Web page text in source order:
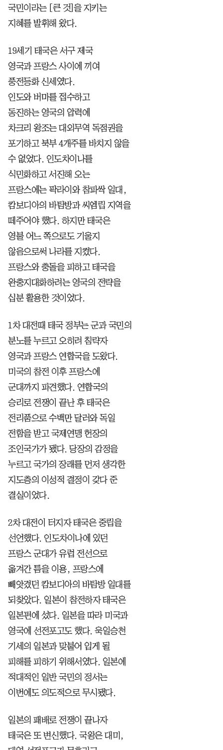
국민이라는 [큰 것]을 지키는
지혜를 발휘해 왔다.
19세기 태국은 서구 제국
영국과 프랑스 사이에 끼여
풍전등화 신세였다.
인도와 버마를 접수하고
동진하는 영국의 압력에
차크리 왕조는 대외무역 독점권을
포기하고 북부 4개주를 바치지 않을
수 없었다. 인도차이나를
식민화하고 서진해 오는
프랑스에는 팍라이와 참파싹 일대,
캄보디아의 바탐방과 씨엠립 지역을
떼주어야 했다. 하지만 태국은
영불 어느 쪽으로도 기울지
않음으로써 나라를 지켰다.
프랑스와 충돌을 피하고 태국을
완충지대화하려는 영국의 전략을
십분 활용한 것이었다.
1차 대전때 태국 정부는 군과 국민의
분노를 누르고 오히려 침략자
영국과 프랑스 연합국을 도왔다.
미국의 참전 이후 프랑스에
군대까지 파견했다. 연합국의
승리로 전쟁이 끝난 후 태국은
전리품으로 수백만 달러와 독일
전함을 받고 국제연맹 헌장의
조인국가가 됐다. 당장의 감정을
누르고 국가의 장래를 먼저 생각한
지도층의 이성적 결정이 갖다 준
결실이었다.
2차 대전이 터지자 태국은 중립을
선언했다. 인도차이나에 있던
프랑스 군대가 유럽 전선으로
옮겨간 틈을 이용, 프랑스에
빼앗겼던 캄보디아의 바탐방 일대를
되찾았다. 일본이 참전하자 태국은
일본편에 섰다. 일본을 따라 미국과
영국에 선전포고도 했다. 욱일승천
기세의 일본과 맞붙어 입게 될
피해를 피하기 위해서였다. 일본에
적대적인 일반 국민의 정서는
이번에도 의도적으로 무시됐다.
일본의 패배로 전쟁이 끝나자
태국은 또 변신했다. 국왕은 대미,